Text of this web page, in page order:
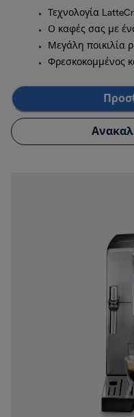
Τεχνολογία
Ο καφές σας με
Μεγάλη ποικιλία
Φρεσκοκομμένος